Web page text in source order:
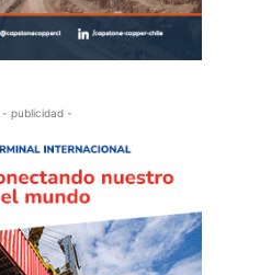
- publicidad -